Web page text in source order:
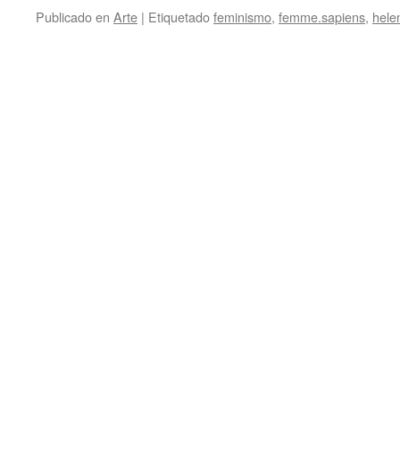
Publicado en Arte | Etiquetadofeminismo, femme.sapiens,